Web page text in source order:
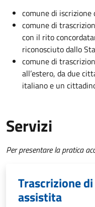
comune di
comune di
con il rito
riconosciuto dallo
comune di
all’estero, da due
italiano e un
Servizi
Per presentare la pratica
Trascrizione
assistita